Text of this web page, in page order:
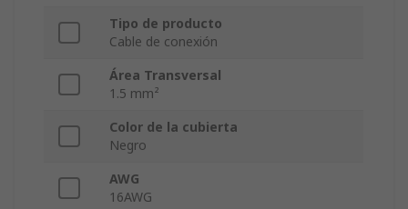
Tipo de producto
Cable de conexión
Área Transversal
1.5 mm²
Color de la cubierta
Negro
AWG
16AWG